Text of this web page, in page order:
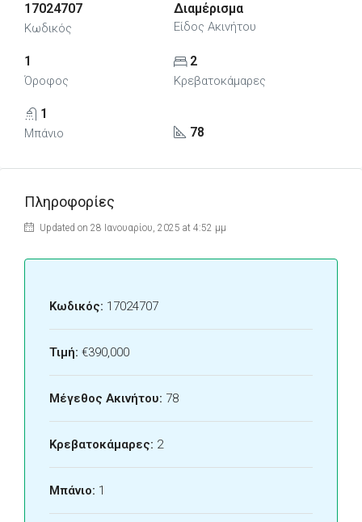
17024707
Κωδικός
Διαμέρισμα
Είδος Ακινήτου
1
Όροφος
2
Κρεβατοκάμαρες
1
Μπάνιο 78
Πληροφορίες
Updated on 28 Ιανουαρίου, 2025 at 4:52 μμ
Κωδικός: 17024707
Τιμή: €390,000
Μέγεθος Ακινήτου: 78
Κρεβατοκάμαρες: 2
Μπάνιο: 1